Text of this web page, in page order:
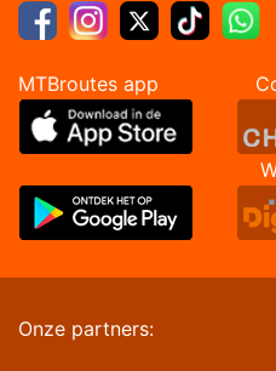
MTBroutes app Co
Onze partners: